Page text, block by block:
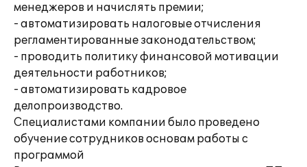
менеджеров и начислять премии;
- автоматизировать налоговые отчисления
регламентированные законодательством;
- проводить политику финансовой мотивации
деятельности работников;
- автоматизировать кадровое
делопроизводство.
Специалистами компании было проведено
обучение сотрудников основам работы с
программой